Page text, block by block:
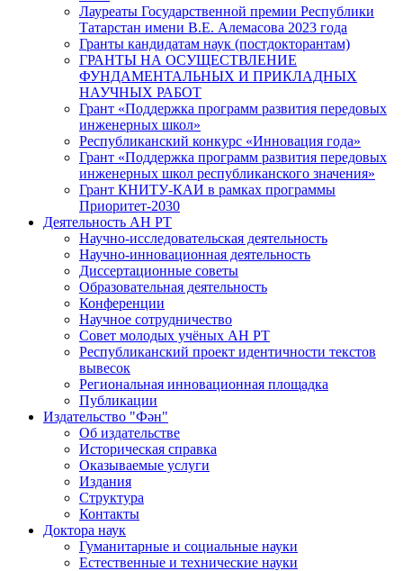
Лауреаты Государственной премии Республики
Татарстан имени В.Е. Алемасова 2023 года
Гранты кандидатам наук (постдокторантам)
ГРАНТЫ НА ОСУЩЕСТВЛЕНИЕ
ФУНДАМЕНТАЛЬНЫХ И ПРИКЛАДНЫХ
НАУЧНЫХ РАБОТ
Грант «Поддержка программ развития передовых
инженерных школ»
Республиканский конкурс «Инновация года»
Грант «Поддержка программ развития передовых
инженерных школ республиканского значения»
Грант КНИТУ-КАИ в рамках программы
Приоритет-2030
Деятельность АН РТ
Научно-исследовательская деятельность
Научно-инновационная деятельность
Диссертационные советы
Образовательная деятельность
Конференции
Научное сотрудничество
Совет молодых учёных АН РТ
Республиканский проект идентичности текстов
вывесок
Региональная инновационная площадка
Публикации
Издательство "Фән"
Об издательстве
Историческая справка
Оказываемые услуги
Издания
Структура
Контакты
Доктора наук
Гуманитарные и социальные науки
Естественные и технические науки